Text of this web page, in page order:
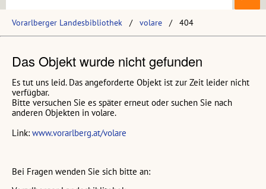
Vorarlberger Landesbibliothek volare 404
Das Objekt wurde nicht gefunden
Es tut uns leid. Das angeforderte Objekt ist zur Zeit leider nicht
verfügbar.
Bitte versuchen Sie es später erneut oder suchen Sie nach
anderen Objekten in volare.
Link: www.vorarlberg.at/volare
Bei Fragen wenden Sie sich bitte an: